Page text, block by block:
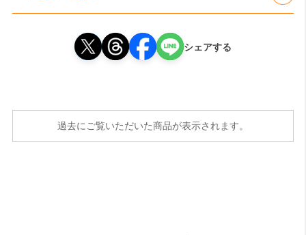
シェアする
過去にご覧いただいた商品が表示されます。